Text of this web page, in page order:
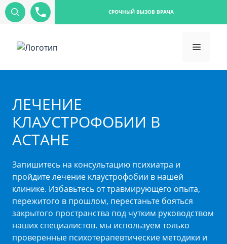
СРОЧНЫЙ ВЫЗОВ ВРАЧА
ЛЕЧЕНИЕ
КЛАУСТРОФОБИИ В
АСТАНЕ
Запишитесь на консультацию психиатра и
пройдите лечение клаустрофобии в нашей
клинике. Избавьтесь от травмирующего опыта,
пережитого в прошлом, перестаньте бояться
закрытого пространства под чутким руководством
наших специалистов. мы используем только
проверенные психотерапевтические методики и